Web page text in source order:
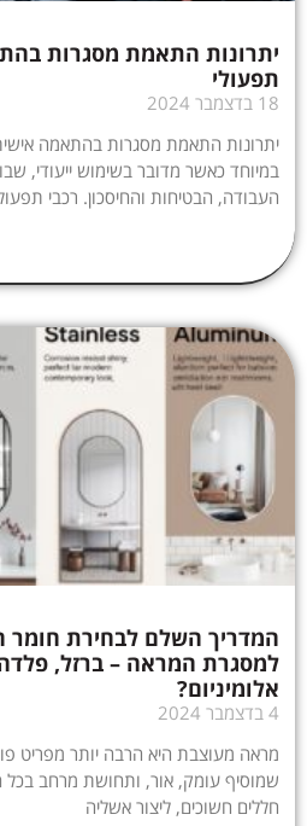
יתרונות התאמת מסגרות
תפעולי
18 בדצמבר 2024
יתרונות התאמת מסגרות בהתאמה
במיוחד כאשר מדובר בשימוש ייעודי,
העבודה, הבטיחות והחיסכון. רכבי
המדריך השלם לבחירת חומר
למסגרת המראה – ברזל,
אלומיניום?
4 בדצמבר 2024
מראה מעוצבת היא הרבה יותר מפריט
שמוסיף עומק, אור, ותחושת מרחב בכל
חללים חשוכים, ליצור אשליה